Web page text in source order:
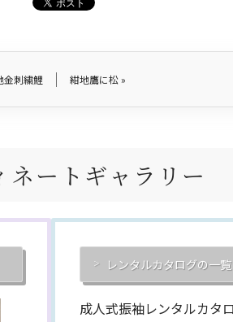
金刺繍鯉 紺地鷹に松 »
ネートギャラリー
レンタルカタログの一覧
成人式振袖レンタルカタ